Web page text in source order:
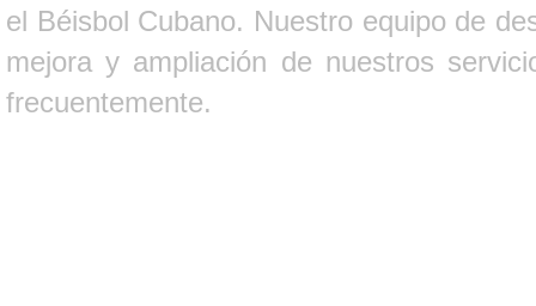
el Béisbol Cubano. Nuestro equipo de
mejora y ampliación de nuestros
frecuentemente.